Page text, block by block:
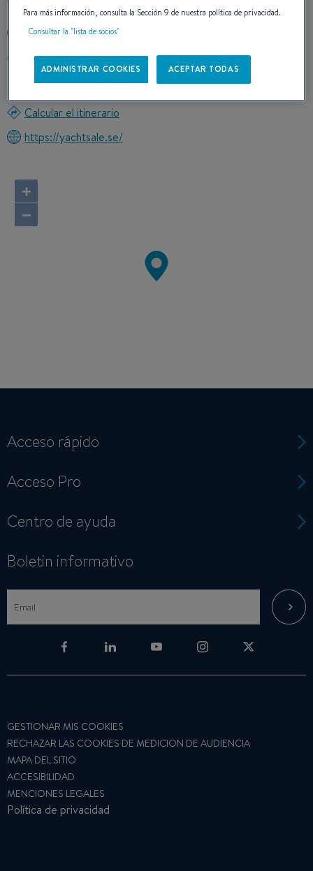
+46707564902
Brantvagen 3
13342 SALTSJÖBADEN
Sweden
Calcular el itinerario
https://yachtsale.se/
+
−
Acceso rápido
Acceso Pro
Centro de ayuda
Boletin informativo
GESTIONAR MIS COOKIES
RECHAZAR LAS COOKIES DE MEDICION DE AUDIENCIA
MAPA DEL SITIO
ACCESIBILIDAD
MENCIONES LEGALES
Política de privacidad
Para más información, consulta la Sección 9 de nuestra política de privacidad.
Consultar la "lista de socios"
ADMINISTRAR COOKIES ACEPTAR TODAS